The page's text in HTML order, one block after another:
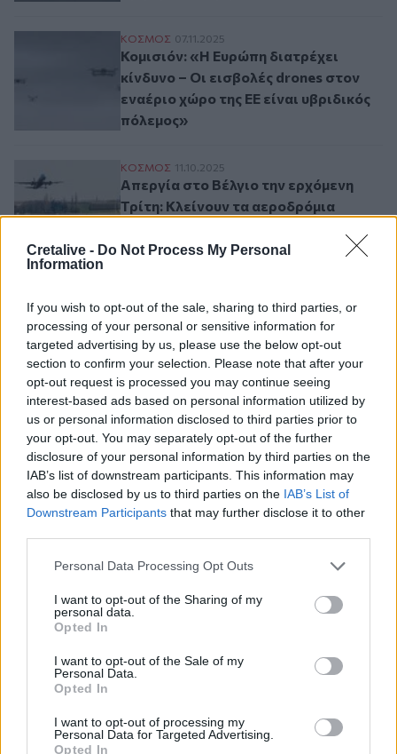
Cretalive - Do Not Process My Personal
Information
If you wish to opt-out of the sale, sharing to third parties, or
processing of your personal or sensitive information for
targeted advertising by us, please use the below opt-out
section to confirm your selection. Please note that after your
opt-out request is processed you may continue seeing
interest-based ads based on personal information utilized by
us or personal information disclosed to third parties prior to
your opt-out. You may separately opt-out of the further
disclosure of your personal information by third parties on the
IAB’s list of downstream participants. This information may
also be disclosed by us to third parties on the IAB’s List of
Downstream Participants that may further disclose it to other
Personal Data Processing Opt Outs
I want to opt-out of the Sharing of my
personal data.
Opted In
I want to opt-out of the Sale of my
Personal Data.
Opted In
I want to opt-out of processing my
Personal Data for Targeted Advertising.
Opted In
Κομισιόν: «Η Ευρώπη διατρέχει κίνδυνο
ΚΟΣΜΟΣ 07.11.2025
Κομισιόν: «Η Ευρώπη διατρέχει
κίνδυνο – Οι εισβολές drones στον
εναέριο χώρο της ΕΕ είναι υβριδικός
πόλεμος»
Απεργία στο Βέλγιο την ερχόμενη
ΚΟΣΜΟΣ 11.10.2025
Απεργία στο Βέλγιο την ερχόμενη
Τρίτη: Κλείνουν τα αεροδρόμια
ελληνικά αεροδρόμια σε επιθέσεις
από drones
Σελιδοποίηση
Προηγούμενη σελίδα
Current page
1 Next page
Ροή ειδήσεων Δημοφιλή
08:18
08:12
ανοίγει δρόμο για δάνεια έως 5 δισ. σε μικρομεσαίες
Επικίνδυνο “κοκτέιλ” μελτεμιών και ζέστης το
Σαββατοκύριακο – Και η Κρήτη στο “κόκκινο” για φωτιές